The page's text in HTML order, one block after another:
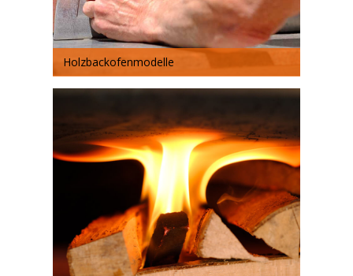
Holzbackofenmodelle